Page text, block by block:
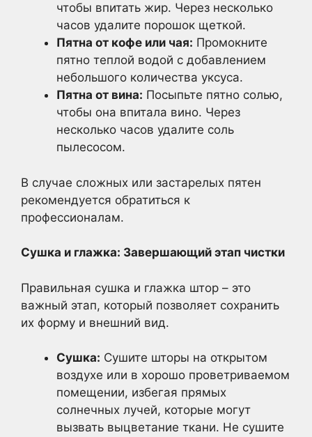
чтобы впитать жир. Через несколько
часов удалите порошок щеткой.
Пятна от кофе или чая: Промокните
пятно теплой водой с добавлением
небольшого количества уксуса.
Пятна от вина: Посыпьте пятно солью,
чтобы она впитала вино. Через
несколько часов удалите соль
пылесосом.
В случае сложных или застарелых пятен
рекомендуется обратиться к
профессионалам.
Сушка и глажка: Завершающий этап чистки
Правильная сушка и глажка штор – это
важный этап, который позволяет сохранить
их форму и внешний вид.
Сушка: Сушите шторы на открытом
воздухе или в хорошо проветриваемом
помещении, избегая прямых
солнечных лучей, которые могут
вызвать выцветание ткани. Не сушите